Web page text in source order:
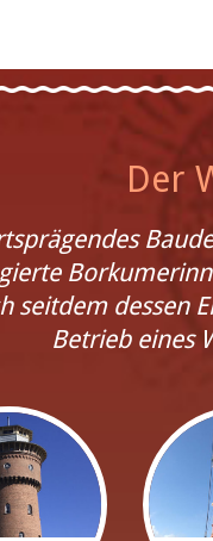
Der
seitdem dessen
Betrieb eines